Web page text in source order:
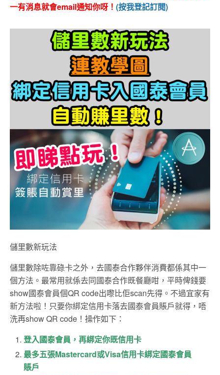
一有消息就會email通知你呀！ (按我登記訂閱)
儲里數新玩法
儲里數除咗靠碌卡之外，去國泰合作夥伴消費都係其中一
個方法。最常用就係去同國泰合作既餐廳咁，平時俾錢要
show國泰會員個QR code出嚟比佢scan先得。不過宜家有
新方法啦！只要你綁定信用卡落去國泰會員賬戶就得，唔
洗再show QR code！操作如下：
登入國泰會員，再綁定你既信用卡
最多五張Mastercard或Visa信用卡綁定國泰會員
賬戶